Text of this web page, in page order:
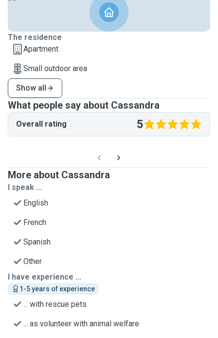
The residence
Apartment
Small outdoor area
Show all
What people say about Cassandra
Overall rating 5
More about Cassandra
I speak ...
English
French
Spanish
Other
I have experience ...
1-5 years of experience
... with rescue pets
... as volunteer with animal welfare